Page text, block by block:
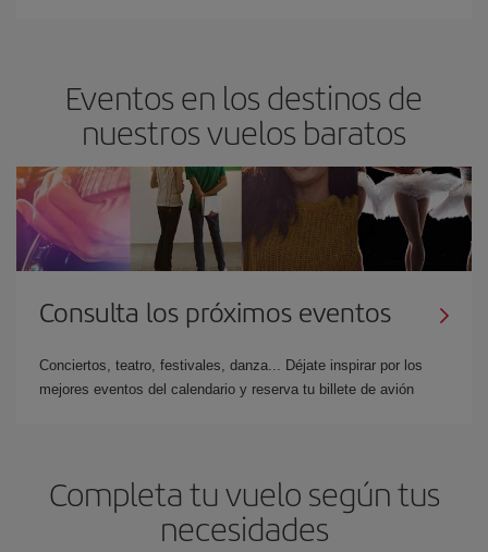
Eventos en los destinos de
nuestros vuelos baratos
Consulta los próximos eventos
Conciertos, teatro, festivales, danza... Déjate inspirar por los
mejores eventos del calendario y reserva tu billete de avión
Completa tu vuelo según tus
necesidades